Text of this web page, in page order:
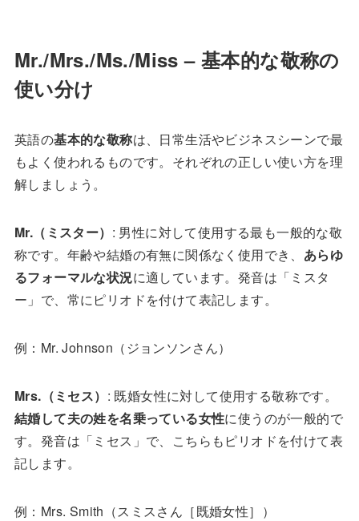
Mr./Mrs./Ms./Miss – 基本的な敬称の
使い分け
英語の基本的な敬称は、日常生活やビジネスシーンで最
もよく使われるものです。それぞれの正しい使い方を理
解しましょう。
Mr.（ミスター） : 男性に対して使用する最も一般的な敬
称です。年齢や結婚の有無に関係なく使用でき、 あらゆ
るフォーマルな状況に適しています。発音は「ミスタ
ー」で、常にピリオドを付けて表記します。
例：Mr. Johnson（ジョンソンさん）
Mrs.（ミセス） : 既婚女性に対して使用する敬称です。
結婚して夫の姓を名乗っている女性に使うのが一般的で
す。発音は「ミセス」で、こちらもピリオドを付けて表
記します。
例：Mrs. Smith（スミスさん［既婚女性］）